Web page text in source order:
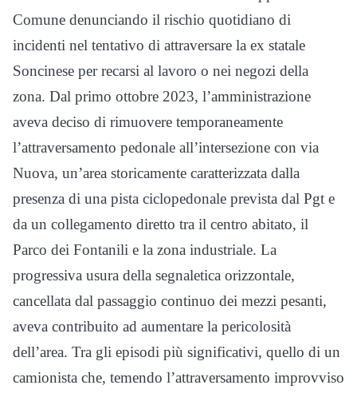
Comune denunciando il rischio quotidiano di
incidenti nel tentativo di attraversare la ex statale
Soncinese per recarsi al lavoro o nei negozi della
zona. Dal primo ottobre 2023, l’amministrazione
aveva deciso di rimuovere temporaneamente
l’attraversamento pedonale all’intersezione con via
Nuova, un’area storicamente caratterizzata dalla
presenza di una pista ciclopedonale prevista dal Pgt e
da un collegamento diretto tra il centro abitato, il
Parco dei Fontanili e la zona industriale. La
progressiva usura della segnaletica orizzontale,
cancellata dal passaggio continuo dei mezzi pesanti,
aveva contribuito ad aumentare la pericolosità
dell’area. Tra gli episodi più significativi, quello di un
camionista che, temendo l’attraversamento improvviso